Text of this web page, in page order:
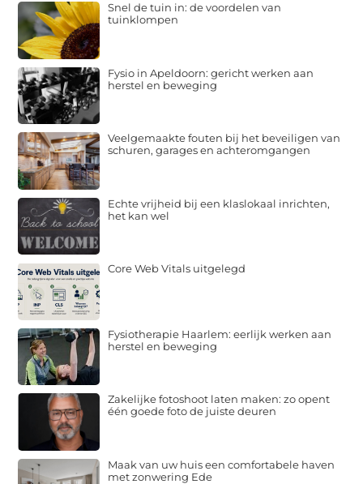
Snel de tuin in: de voordelen van
tuinklompen
Fysio in Apeldoorn: gericht werken aan
herstel en beweging
Veelgemaakte fouten bij het beveiligen van
schuren, garages en achteromgangen
Echte vrijheid bij een klaslokaal inrichten,
het kan wel
Core Web Vitals uitgelegd
Fysiotherapie Haarlem: eerlijk werken aan
herstel en beweging
Zakelijke fotoshoot laten maken: zo opent
één goede foto de juiste deuren
Maak van uw huis een comfortabele haven
met zonwering Ede